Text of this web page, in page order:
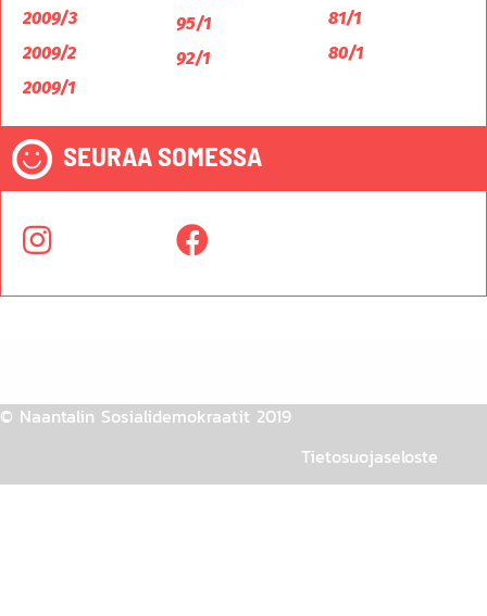
2009/3
2009/2
2009/1
95/1
92/1
81/1
80/1
SEURAA SOMESSA
© Naantalin Sosialidemokraatit 2019
Tietosuojaseloste